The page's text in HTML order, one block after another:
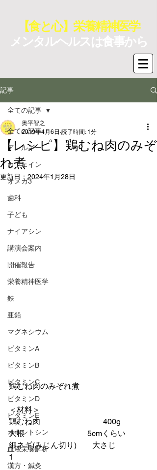
【食と心】栄養精神医学
メンタルヘルスは食事から
記事
全ての記事
アレルギー
カフェイン
オメガ3
歯科
子ども
ナイアシン
講演会案内
開催報告
栄養精神医学
鉄
亜鉛
マグネシウム
ビタミンA
ビタミンB
ビタミンC
ビタミンD
ビタミンE
オキシトシン
血液栄養解析
漢方・鍼灸
全ての記事
【レシピ】鶏むね肉のみぞ
れ煮
奥平智之
2019年4月6日 読了時間: 1分
更新日：2024年1月28日
鶏むね肉のみぞれ煮
＜材料＞
鶏むね肉　　　　　　　　400g
大根　　　　　　　　5cmくらい
細ネギ(みじん切り)　　大さじ
1